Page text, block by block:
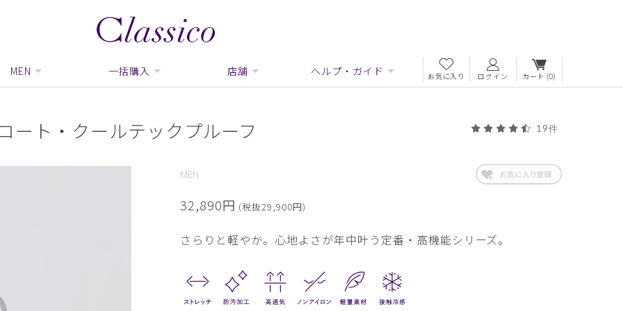
MEN 一括購入 店舗 ヘルプ・ガイド お気に入り ログイン カート (0)
ート・クールテックプルーフ 19件
MEN
32,890円 (税抜29,900円)
さらりと軽やか。心地よさが年中叶う定番・高機能シリーズ。